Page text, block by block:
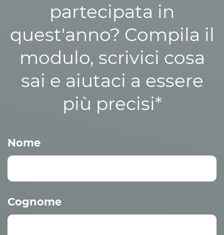
partecipata in
quest'anno? Compila il
modulo, scrivici cosa
sai e aiutaci a essere
più precisi*
Nome
Cognome